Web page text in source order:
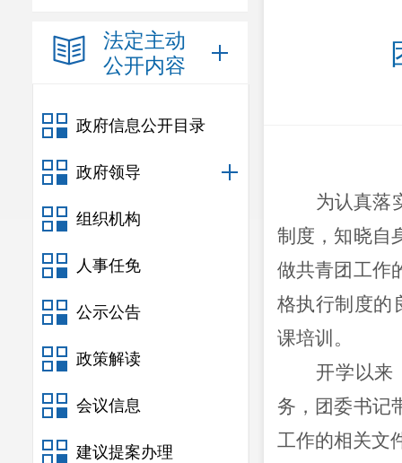
法定主动
公开内容
政府信息公开目录
政府领导
组织机构
人事任免
公示公告
政策解读
会议信息
建议提案办理
为认真落
制度，知晓自
做共青团工作
格执行制度的
课培训。
开学以来
务，团委书记
工作的相关文